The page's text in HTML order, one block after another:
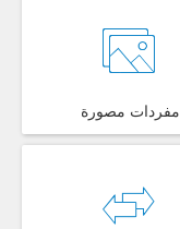
مفردات مصورة